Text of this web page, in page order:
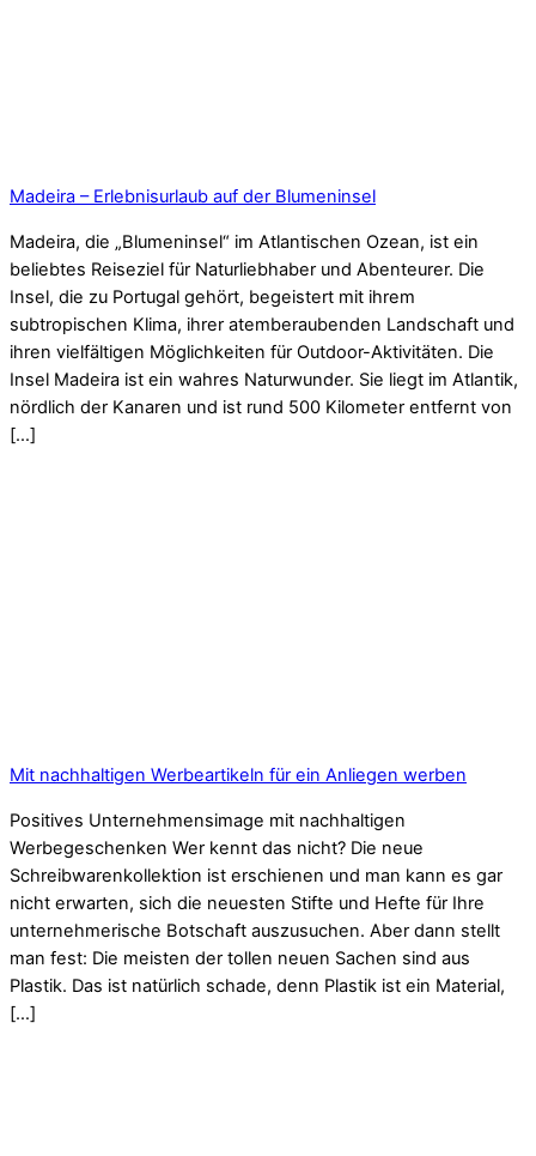
Madeira – Erlebnisurlaub auf der Blumeninsel
Madeira, die „Blumeninsel“ im Atlantischen Ozean, ist ein
beliebtes Reiseziel für Naturliebhaber und Abenteurer. Die
Insel, die zu Portugal gehört, begeistert mit ihrem
subtropischen Klima, ihrer atemberaubenden Landschaft und
ihren vielfältigen Möglichkeiten für Outdoor-Aktivitäten. Die
Insel Madeira ist ein wahres Naturwunder. Sie liegt im Atlantik,
nördlich der Kanaren und ist rund 500 Kilometer entfernt von
[…]
Mit nachhaltigen Werbeartikeln für ein Anliegen werben
Positives Unternehmensimage mit nachhaltigen
Werbegeschenken Wer kennt das nicht? Die neue
Schreibwarenkollektion ist erschienen und man kann es gar
nicht erwarten, sich die neuesten Stifte und Hefte für Ihre
unternehmerische Botschaft auszusuchen. Aber dann stellt
man fest: Die meisten der tollen neuen Sachen sind aus
Plastik. Das ist natürlich schade, denn Plastik ist ein Material,
[…]